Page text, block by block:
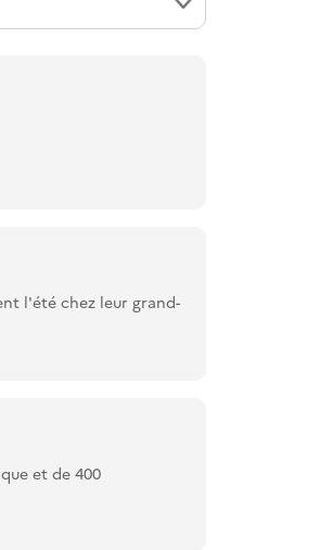
l'été chez leur grand-
et de 400